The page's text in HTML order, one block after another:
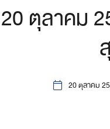
ตุลาคม
20 ตุลาคม